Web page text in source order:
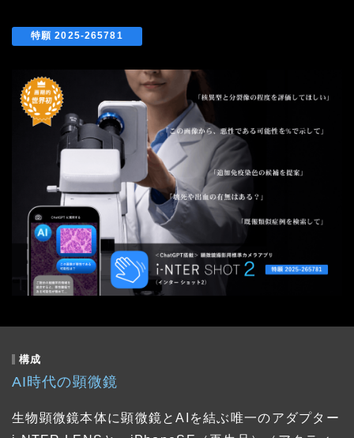
特願 2025-265781
構成
AI時代の顕微鏡
生物顕微鏡本体に顕微鏡とAIを結ぶ唯一のアダプター